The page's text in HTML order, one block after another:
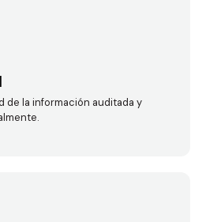
de la información auditada y